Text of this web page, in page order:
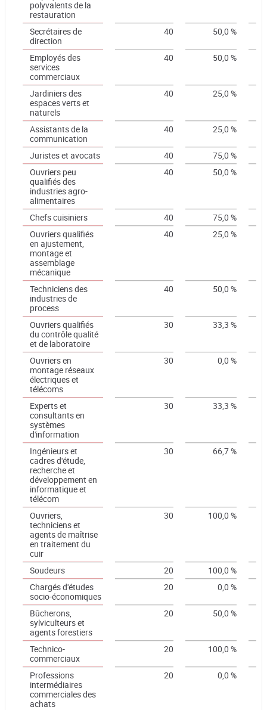
polyvalents de la
restauration
Secrétaires de
direction
40 50,0 %
Employés des
services
commerciaux
40 50,0 %
Jardiniers des
espaces verts et
naturels
40 25,0 %
Assistants de la
communication
40 25,0 %
Juristes et avocats 40
75,0 %
Ouvriers peu
qualifiés des
industries agro-
alimentaires
40 50,0 %
Chefs cuisiniers 40
75,0 %
Ouvriers qualifiés
en ajustement,
montage et
assemblage
mécanique
40 25,0 %
Techniciens des
industries de
process
40 50,0 %
Ouvriers qualifiés
du contrôle qualité
et de laboratoire
30 33,3 %
Ouvriers en
montage réseaux
électriques et
télécoms
30 0,0 %
Experts et
consultants en
systèmes
d'information
30 33,3 %
Ingénieurs et
cadres d'étude,
recherche et
développement en
informatique et
télécom
30 66,7 %
Ouvriers,
techniciens et
agents de maîtrise
en traitement du
cuir
30 100,0 %
Soudeurs 20
100,0 %
Chargés d'études
socio-économiques
20 0,0 %
Bûcherons,
sylviculteurs et
agents forestiers
20 50,0 %
Technico-
commerciaux
20 100,0 %
Professions
intermédiaires
commerciales des
achats
20 0,0 %